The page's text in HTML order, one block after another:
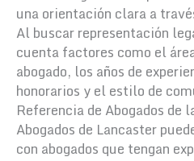
una orientación clara a
Al buscar representación
cuenta factores como el
abogado, los años de
honorarios y el estilo de
Referencia de Abogados de
Abogados de Lancaster
con abogados que tengan